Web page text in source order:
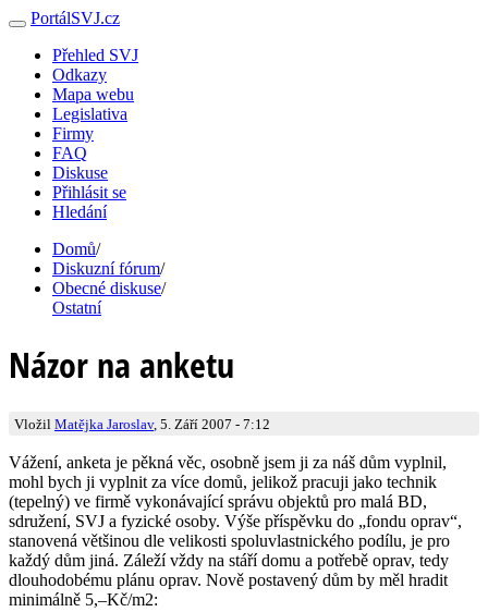
PortálSVJ.cz
Přehled SVJ
Odkazy
Mapa webu
Legislativa
Firmy
FAQ
Diskuse
Přihlásit se
Hledání
Domů/
Diskuzní fórum/
Obecné diskuse/
Ostatní
Názor na anketu
Vložil Matějka Jaroslav, 5. Září 2007 - 7:12
Vážení, anketa je pěkná věc, osobně jsem ji za náš dům vyplnil,
mohl bych ji vyplnit za více domů, jelikož pracuji jako technik
(tepelný) ve firmě vykonávající správu objektů pro malá BD,
sdružení, SVJ a fyzické osoby. Výše příspěvku do „fondu oprav“,
stanovená většinou dle velikosti spoluvlastnického podílu, je pro
každý dům jiná. Záleží vždy na stáří domu a potřebě oprav, tedy
dlouhodobému plánu oprav. Nově postavený dům by měl hradit
minimálně 5,–Kč/m2: